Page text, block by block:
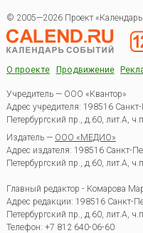
© 2005—2026 Проект «Календарь
О проекте Продвижение
Учредитель — ООО «Квантор»
Адрес учредителя: 198516
Петербургский пр., д.60, лит.А,
Издатель — ООО «МЕДИО»
Адрес издателя: 198516 Санкт-
Петербургский пр., д.60, лит.А,
Главный редактор - Комарова
Адрес редакции: 198516 Санкт-
Петербургский пр., д.60, лит.А,
Телефон: +7 812 640-06-60